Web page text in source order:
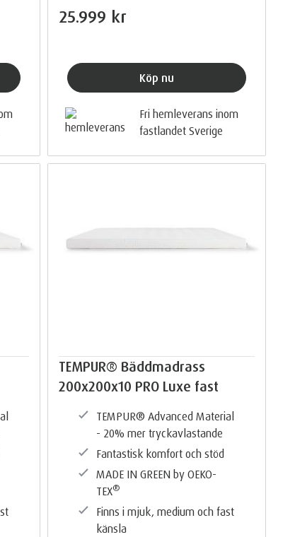
25.999 kr
Köp nu
Fri hemleverans inom
fastlandet Sverige
TEMPUR® Bäddmadrass
200x200x10 PRO Luxe fast
TEMPUR®️ Advanced Material
- 20% mer tryckavlastande
Fantastisk komfort och stöd
MADE IN GREEN by OEKO-
TEX®️
Finns i mjuk, medium och fast
känsla